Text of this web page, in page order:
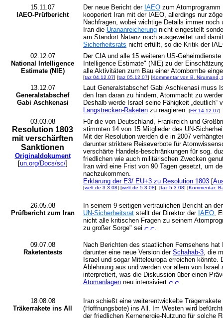
15.11.07
IAEO-Prüfbericht
Der neue Bericht der IAEO zum
kooperiert Iran mit der IAEO, allerdings nur
Nachfragen, wobei wichtige Details immer
Iran die Urananreicherung nicht eingestellt
am Standort Natanz noch ausgeweitet und
Sicherheitsrats nicht erfüllt, so die Kritik der
02.12.07
National Intelligence
Estimate (NIE)
Der CIA und alle 15 weiteren US-
Intelligence Estimate" (NIE) zu der
alle Aktivitäten zum Bau einer Atombombe
[taz 04.12.07] [taz 05.12.07] [Kommentar von B. Nirumand,
13.12.07
Generalstabschef
Gabi Aschkenasi
Laut Generalstabschef Gabi Aschkenasi muss
den Iran daran zu hindern, Atommacht zu
Deshalb werde Israel seine Fähigkeit „deutlich“
Langstrecken-Raketen zu reagieren. [FR 14.12.07]
03.03.08
Resolution 1803
mit verschärften
Sanktionen
Originaldokument
[un.org/Docs/sc/]
Für die von Deutschland, Frankreich und
stimmten 14 von 15 Mitglieder des UN-
Mit der Resolution werden die in 2007
darunter striktere Reiseverbote für
verschärte Handels-beschränkungen für sog.
friedlichen wie auch militärischen Zwecken
Iran wird eine Frist von 90 Tagen gesetzt, um
nachzukommen.
Erklärung der E3/ EU+3 zu Resolution 1803 [
[welt.de 3.3.08] [welt.de 5.3.08] [taz 5.3.08] [Kommentar:
26.05.08
Prüfbericht zum Iran
In seinem 9-seitigen vertraulichen Bericht an
UN-Sicherheitsrat stellt der Direktor der IAEO,
nicht alle kritischen Fragen zu seinem
zu großer Sorge" sei
.
09.07.08
Raketentests
Nach Berichten des staatlichen Fernsehens
darunter eine neue Version der Schahab-3, die
Israel und sogar Mitteleuropa erreichen könnte.
Ablehnung aus und werden vor allem von Israel
interpretiert, was die Diskussion über einen
Atomanlagen neu intensiviert .
18.08.08
Träkerrakete ins All
Iran schießt eine weiterentwickelte
(Hoffnungsbote) ins All. Im Westen wird
der friedlichen Kernenergie-Nutzung für solche